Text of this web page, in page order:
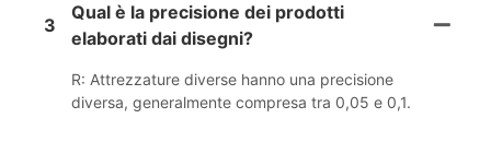
3
Qual è la precisione dei prodotti
elaborati dai disegni?
R: Attrezzature diverse hanno una precisione
diversa, generalmente compresa tra 0,05 e 0,1.